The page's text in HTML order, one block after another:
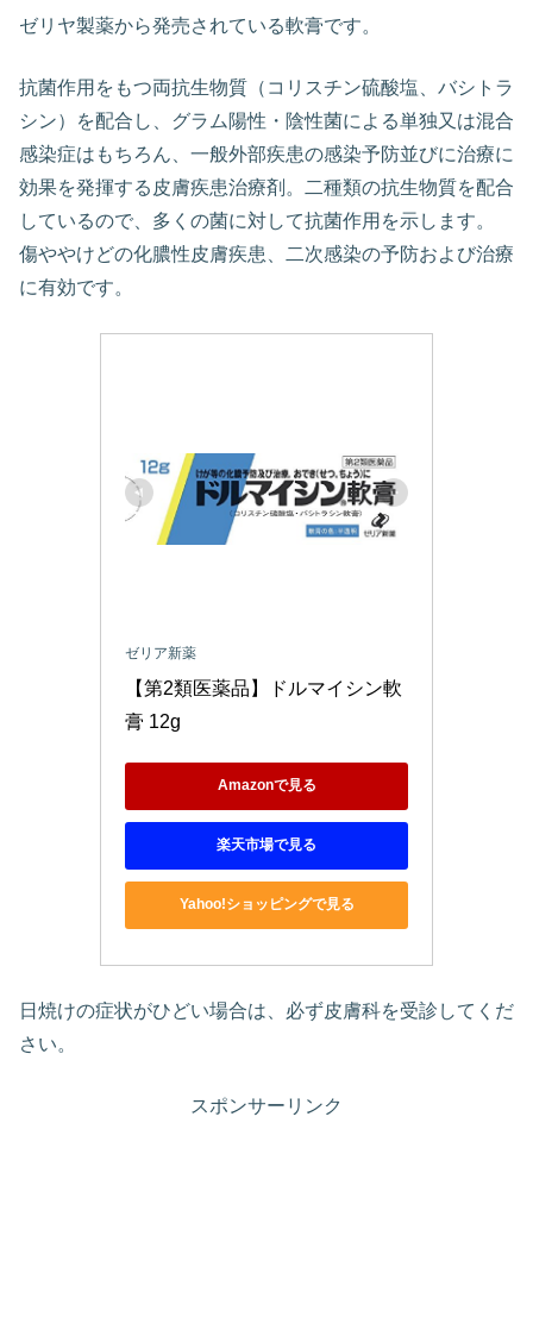
ゼリヤ製薬から発売されている軟膏です。
抗菌作用をもつ両抗生物質（コリスチン硫酸塩、バシトラ
シン）を配合し、グラム陽性・陰性菌による単独又は混合
感染症はもちろん、一般外部疾患の感染予防並びに治療に
効果を発揮する皮膚疾患治療剤。二種類の抗生物質を配合
しているので、多くの菌に対して抗菌作用を示します。
傷ややけどの化膿性皮膚疾患、二次感染の予防および治療
に有効です。
ゼリア新薬
【第2類医薬品】ドルマイシン軟
膏 12g
Amazonで見る
楽天市場で見る
Yahoo!ショッピングで見る
日焼けの症状がひどい場合は、必ず皮膚科を受診してくだ
さい。
スポンサーリンク